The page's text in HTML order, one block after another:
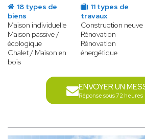
18 types de
biens
Maison individuelle
Maison passive /
écologique
Chalet / Maison en
bois
11 types de
travaux
Construction neuve
Rénovation
Rénovation
énergétique
ENVOYER UN
Réponse sous 72 heures